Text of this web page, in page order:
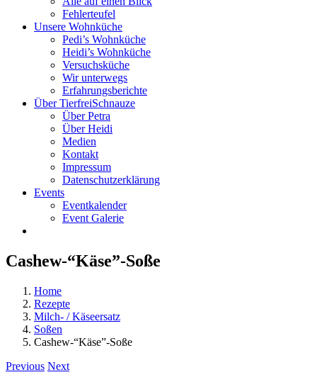
Fehlerteufel
Unsere Wohnküche
Pedi’s Wohnküche
Heidi’s Wohnküche
Versuchsküche
Wir unterwegs
Erfahrungsberichte
Über TierfreiSchnauze
Über Petra
Über Heidi
Medien
Kontakt
Impressum
Datenschutzerklärung
Events
Eventkalender
Event Galerie
Cashew-“Käse”-Soße
Home
Rezepte
Milch- / Käseersatz
Soßen
Cashew-“Käse”-Soße
Previous Next